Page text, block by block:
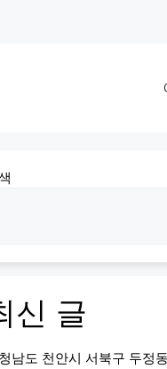
신 글
남도 천안시 서북구 두정